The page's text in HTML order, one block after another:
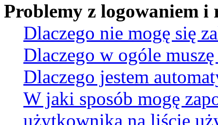
Problemy z logowaniem i
Dlaczego nie mogę się
Dlaczego w ogóle
Dlaczego jestem
W jaki sposób mogę
użytkownika na liście